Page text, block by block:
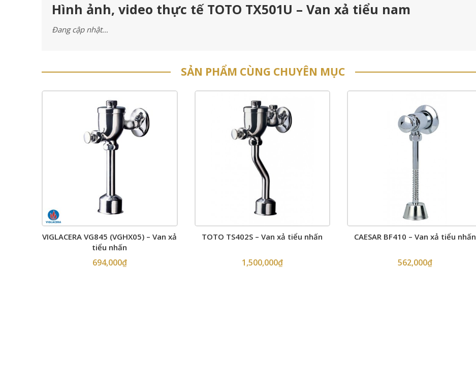
Hình ảnh, video thực tế TOTO TX501U – Van xả tiểu nam
Đang cập nhật…
SẢN PHẨM CÙNG CHUYÊN MỤC
VIGLACERA VG845 (VGHX05) – Van xả
tiểu nhấn
694,000₫
TOTO TS402S – Van xả tiểu nhấn
1,500,000₫
CAESAR BF410 – Van xả tiểu nhấn
562,000₫